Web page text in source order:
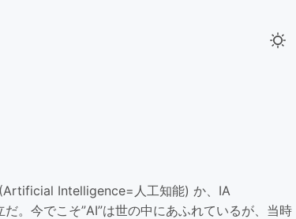
Intelligence=人工知能) か、IA
。今でこそ”AI”は世の中にあふれているが、当時